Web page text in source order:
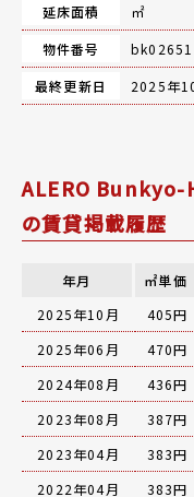
延床面積
㎡
物件番号
bk02651
最終更新日
2025年
ALERO Bunkyo-
の賃貸掲載履歴
年月 ㎡単価
2025年10月
405円
2025年06月
470円
2024年08月
436円
2023年08月
387円
2023年04月
383円
2022年04月
383円